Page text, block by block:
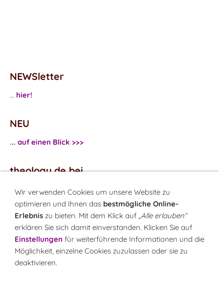
NEWSletter
... hier!
NEU
... auf einen Blick >>>
theology.de bei
...Facebook
...Twitter
Monatsrätsel
Rätseln & Gewinnen!
Wir verwenden Cookies um unsere Website zu
optimieren und Ihnen das bestmögliche Online-
Erlebnis zu bieten. Mit dem Klick auf „Alle erlauben“
erklären Sie sich damit einverstanden. Klicken Sie auf
Einstellungen für weiterführende Informationen und die
Möglichkeit, einzelne Cookies zuzulassen oder sie zu
deaktivieren.